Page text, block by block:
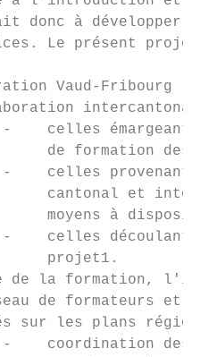
donc à développer
Le présent projet
Vaud-Fribourg
celles émargeant
de formation des
celles provenant
cantonal et
moyens à
celles découlant
projet1.
de la formation,
de formateurs et
sur les plans
coordination des